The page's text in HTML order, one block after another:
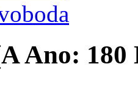
AAno: 180